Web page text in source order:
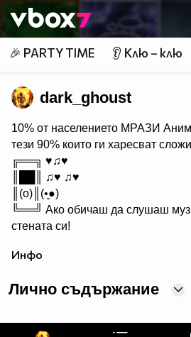
Member of
👾
🎉 PARTY TIME 👂 Клю – клю
dark_ghoust
10% от населението МРАЗИ
тези 90% които ги харесват
╔══╗ ♥♫♥
║██║ ♫♥ ♫♥
║(o)║(•̬●)
╚══╝ Ако обичаш да слушаш
стената си!
Инфо
Лично съдържание